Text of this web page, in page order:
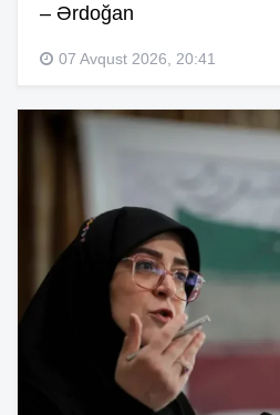
– Ərdoğan
07 Avqust 2026, 20:41